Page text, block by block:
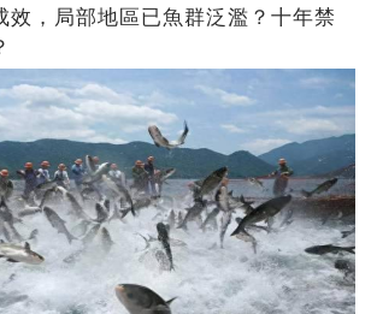
效，局部地區已魚群泛濫？十年禁